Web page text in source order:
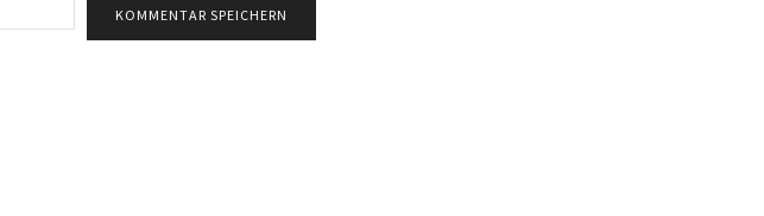
Mail:*